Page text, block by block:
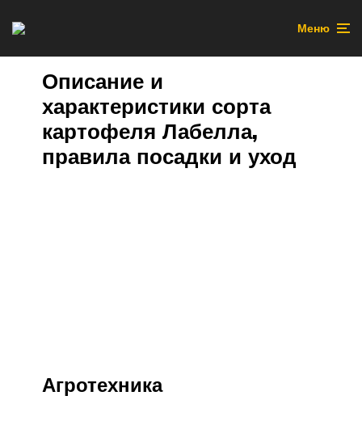
Меню
Описание и
характеристики сорта
картофеля Лабелла,
правила посадки и уход
Агротехника